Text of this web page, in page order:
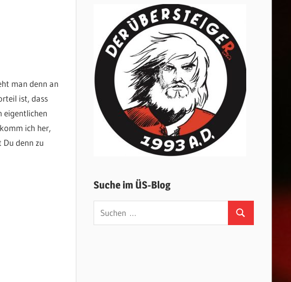
man denn an
ist, dass
eigentlichen
ich her,
denn zu
Suche im ÜS-Blog
Suchen
nach:
Suchen